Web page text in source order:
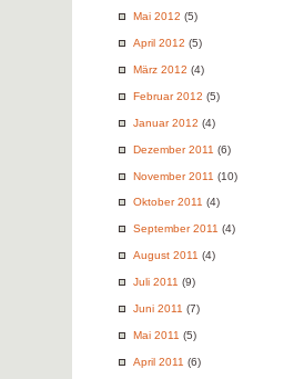
Mai 2012 (5)
April 2012 (5)
März 2012 (4)
Februar 2012 (5)
Januar 2012 (4)
Dezember 2011 (6)
November 2011 (10)
Oktober 2011 (4)
September 2011 (4)
August 2011 (4)
Juli 2011 (9)
Juni 2011 (7)
Mai 2011 (5)
April 2011 (6)